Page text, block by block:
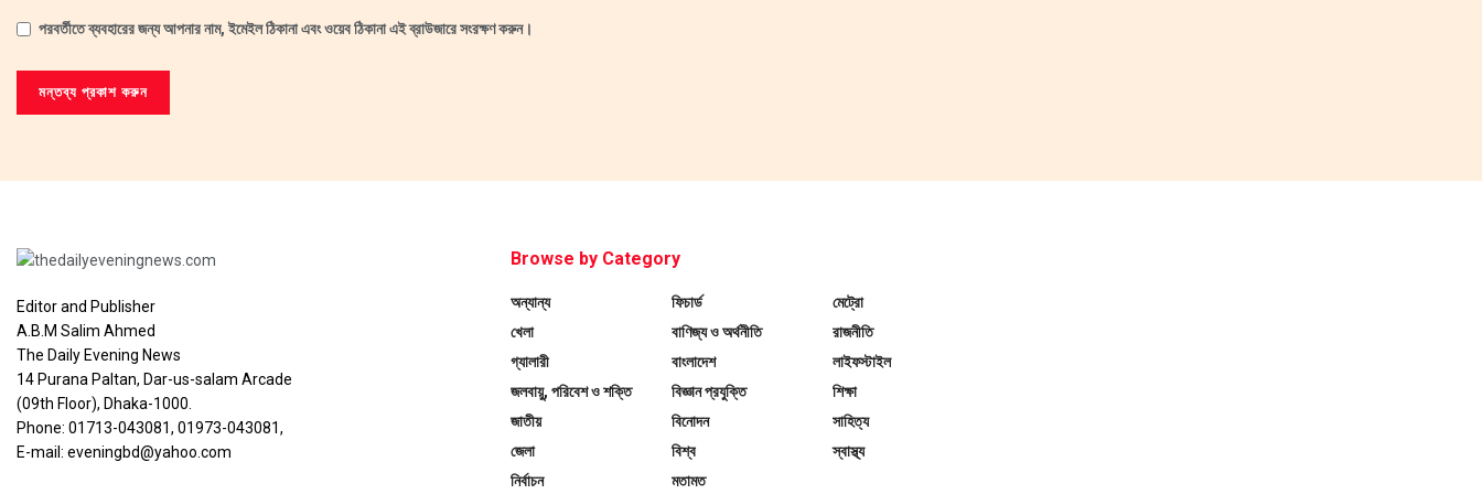
পরবর্তীতে ব্যবহারের জন্য আপনার নাম, ইমেইল ঠিকানা এবং ওয়েব ঠিকানা এই ব্রাউজারে সংরক্ষণ করুন।
Editor and Publisher
A.B.M Salim Ahmed
The Daily Evening News
14 Purana Paltan, Dar-us-salam Arcade
(09th Floor), Dhaka-1000.
Phone: 01713-043081, 01973-043081,
E-mail: eveningbd@yahoo.com
Browse by Category
অন্যান্য
খেলা
গ্যালারী
জলবায়ু, পরিবেশ ও শক্তি
জাতীয়
জেলা
নির্বাচন
ফিচার্ড
বাণিজ্য ও অর্থনীতি
বাংলাদেশ
বিজ্ঞান প্রযুক্তি
বিনোদন
বিশ্ব
মতামত
মেট্রো
রাজনীতি
লাইফস্টাইল
শিক্ষা
সাহিত্য
স্বাস্থ্য